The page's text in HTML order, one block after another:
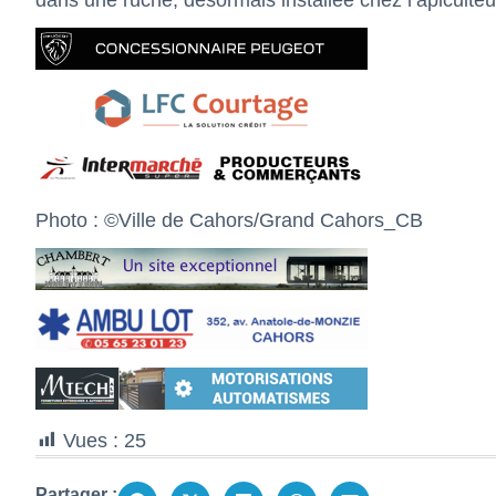
Photo : ©Ville de Cahors/Grand Cahors_CB
Vues : 25